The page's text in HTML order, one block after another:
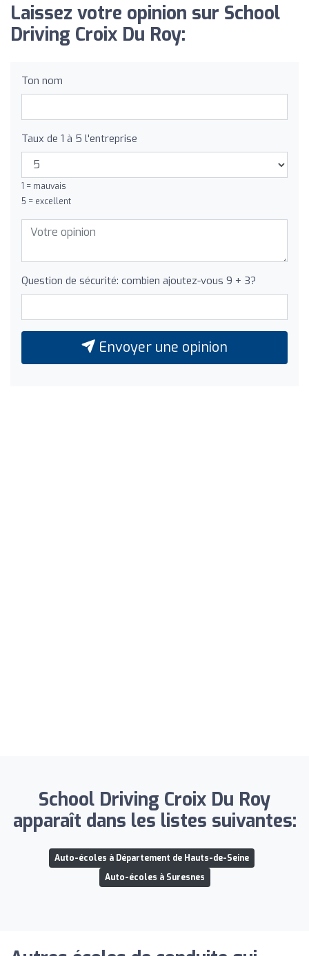
Laissez votre opinion sur School
Driving Croix Du Roy:
Ton nom
Taux de 1 à 5 l'entreprise
1 = mauvais
5 = excellent
Question de sécurité: combien ajoutez-vous 9 + 3?
Envoyer une opinion
School Driving Croix Du Roy
apparaît dans les listes suivantes:
Auto-écoles à Département de Hauts-de-Seine
Auto-écoles à Suresnes